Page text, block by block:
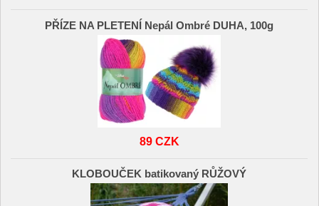
PŘÍZE NA PLETENÍ Nepál Ombré DUHA, 100g
89 CZK
KLOBOUČEK batikovaný RŮŽOVÝ